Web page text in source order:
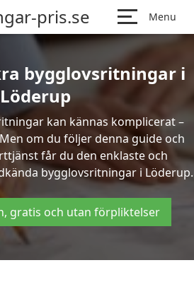
pris.se Menu
bygglovsritningar i
Löderup
kan kännas komplicerat –
om du följer denna guide och
får du den enklaste och
bygglovsritningar i Löderup.
gratis och utan förpliktelser